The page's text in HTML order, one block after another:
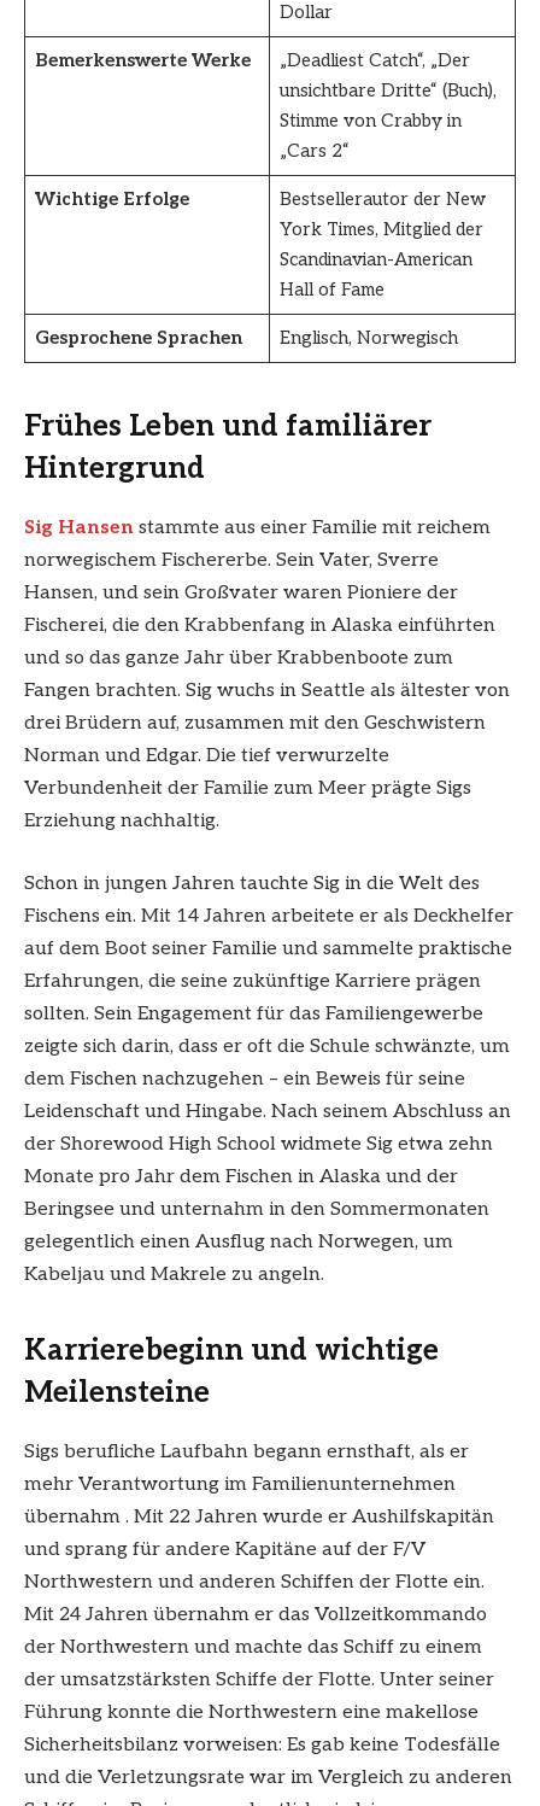
Dollar
Bemerkenswerte Werke
„Deadliest Catch“, „Der
unsichtbare Dritte“ (Buch),
Stimme von Crabby in
„Cars 2“
Wichtige Erfolge
Bestsellerautor der New
York Times, Mitglied der
Scandinavian-American
Hall of Fame
Gesprochene Sprachen Englisch, Norwegisch
Frühes Leben und familiärer
Hintergrund
Sig Hansen stammte aus einer Familie mit reichem
norwegischem Fischererbe. Sein Vater, Sverre
Hansen, und sein Großvater waren Pioniere der
Fischerei, die den Krabbenfang in Alaska einführten
und so das ganze Jahr über Krabbenboote zum
Fangen brachten. Sig wuchs in Seattle als ältester von
drei Brüdern auf, zusammen mit den Geschwistern
Norman und Edgar. Die tief verwurzelte
Verbundenheit der Familie zum Meer prägte Sigs
Erziehung nachhaltig.
Schon in jungen Jahren tauchte Sig in die Welt des
Fischens ein. Mit 14 Jahren arbeitete er als Deckhelfer
auf dem Boot seiner Familie und sammelte praktische
Erfahrungen, die seine zukünftige Karriere prägen
sollten. Sein Engagement für das Familiengewerbe
zeigte sich darin, dass er oft die Schule schwänzte, um
dem Fischen nachzugehen – ein Beweis für seine
Leidenschaft und Hingabe. Nach seinem Abschluss an
der Shorewood High School widmete Sig etwa zehn
Monate pro Jahr dem Fischen in Alaska und der
Beringsee und unternahm in den Sommermonaten
gelegentlich einen Ausflug nach Norwegen, um
Kabeljau und Makrele zu angeln.
Karrierebeginn und wichtige
Meilensteine
Sigs berufliche Laufbahn begann ernsthaft, als er
mehr Verantwortung im Familienunternehmen
übernahm . Mit 22 Jahren wurde er Aushilfskapitän
und sprang für andere Kapitäne auf der F/V
Northwestern und anderen Schiffen der Flotte ein.
Mit 24 Jahren übernahm er das Vollzeitkommando
der Northwestern und machte das Schiff zu einem
der umsatzstärksten Schiffe der Flotte. Unter seiner
Führung konnte die Northwestern eine makellose
Sicherheitsbilanz vorweisen: Es gab keine Todesfälle
und die Verletzungsrate war im Vergleich zu anderen